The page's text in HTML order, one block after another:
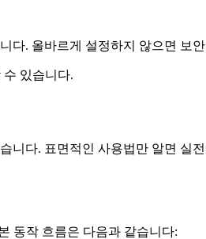
다. 올바르게 설정하지 않으면 보
있습니다.
다. 표면적인 사용법만 알면 실
동작 흐름은 다음과 같습니다: